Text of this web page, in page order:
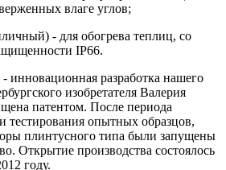
влаге углов;
- для обогрева теплиц, со
IP66.
инновационная разработка нашего
изобретателя Валерия
патентом. После периода
тестирования опытных образцов,
плинтусного типа были запущены
Открытие производства состоялось
году.